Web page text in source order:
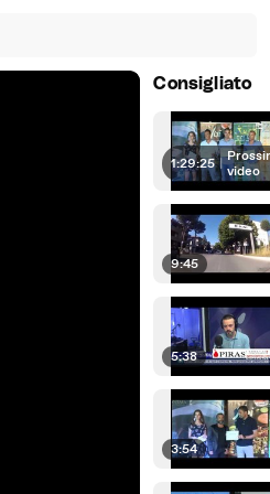
Consigliato
1:29:25 | video
9:45
5:38
3:54